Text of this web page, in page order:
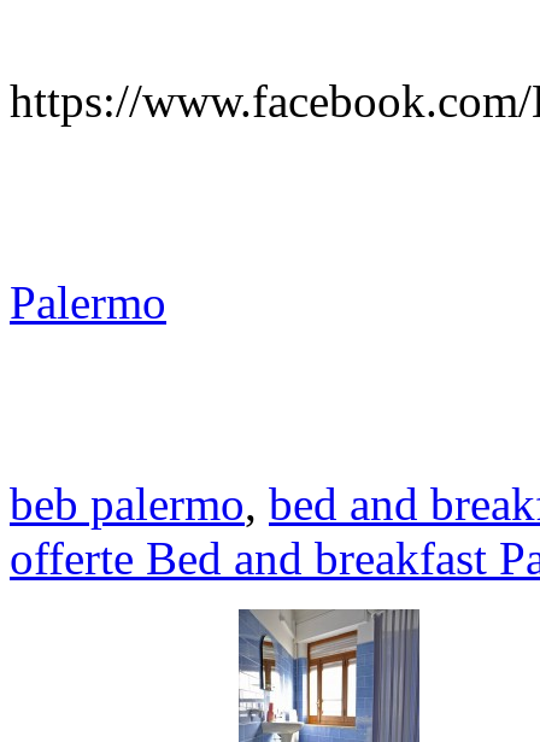
https://
Palermo
beb palermo, bed and
offerte Bed and breakfast